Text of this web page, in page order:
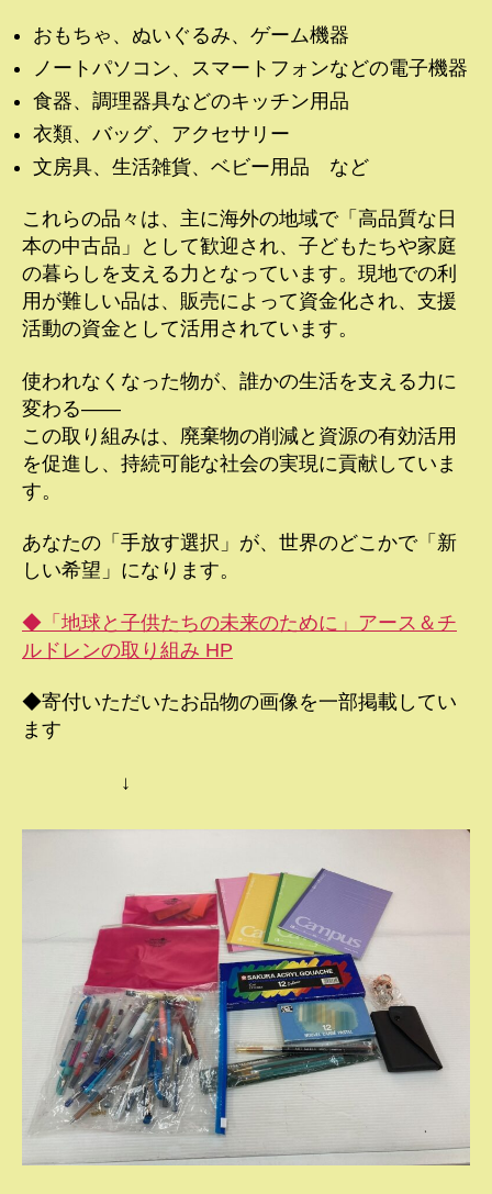
おもちゃ、ぬいぐるみ、ゲーム機器
ノートパソコン、スマートフォンなどの電子機器
食器、調理器具などのキッチン用品
衣類、バッグ、アクセサリー
文房具、生活雑貨、ベビー用品 など
これらの品々は、主に海外の地域で「高品質な日
本の中古品」として歓迎され、子どもたちや家庭
の暮らしを支える力となっています。現地での利
用が難しい品は、販売によって資金化され、支援
活動の資金として活用されています。
使われなくなった物が、誰かの生活を支える力に
変わる――
この取り組みは、廃棄物の削減と資源の有効活用
を促進し、持続可能な社会の実現に貢献していま
す。
あなたの「手放す選択」が、世界のどこかで「新
しい希望」になります。
◆「地球と子供たちの未来のために」アース＆チ
ルドレンの取り組み HP
◆寄付いただいたお品物の画像を一部掲載してい
ます
↓